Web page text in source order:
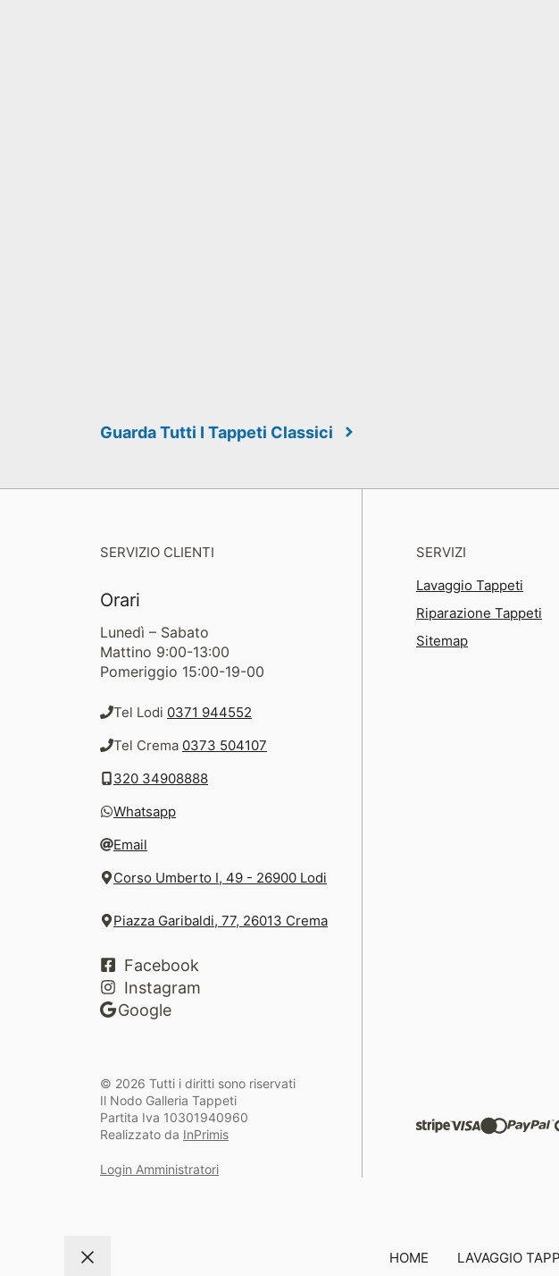
Guarda Tutti I Tappeti Classici
SERVIZIO CLIENTI
Orari
Lunedì – Sabato
Mattino 9:00-13:00
Pomeriggio 15:00-19-00
Tel Lodi 0371 944552
Tel Crema 0373 504107
320 34908888
Whatsapp
Email
Corso Umberto I, 49 - 26900 Lodi
Piazza Garibaldi, 77, 26013 Crema
Facebook
Instagram
Google
SERVIZI
Lavaggio Tappeti
Riparazione Tappeti
Sitemap
© 2026 Tutti i diritti sono riservati
Il Nodo Galleria Tappeti
Partita Iva 10301940960
Realizzato da InPrimis
Login Amministratori
HOME LAVAGGIO